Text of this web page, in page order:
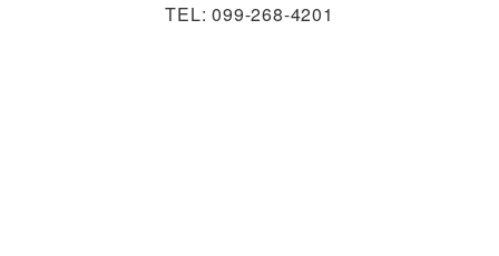
TEL: 099-268-4201